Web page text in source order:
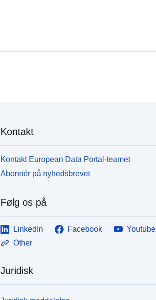
Kontakt
Kontakt European Data Portal-teamet
Abonnér på nyhedsbrevet
Følg os på
LinkedIn Facebook
Youtube
Other
Juridisk